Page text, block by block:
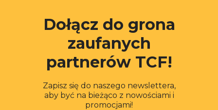
Dołącz do grona
zaufanych
partnerów TCF!
Zapisz się do naszego newslettera,
aby być na bieżąco z nowościami i
promocjami!